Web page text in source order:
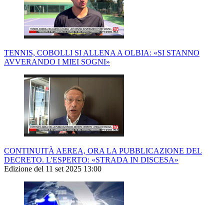
TENNIS, COBOLLI SI ALLENA A OLBIA: «SI STANNO
AVVERANDO I MIEI SOGNI»
CONTINUITÀ AEREA, ORA LA PUBBLICAZIONE DEL
DECRETO. L'ESPERTO: «STRADA IN DISCESA»
Edizione del 11 set 2025 13:00